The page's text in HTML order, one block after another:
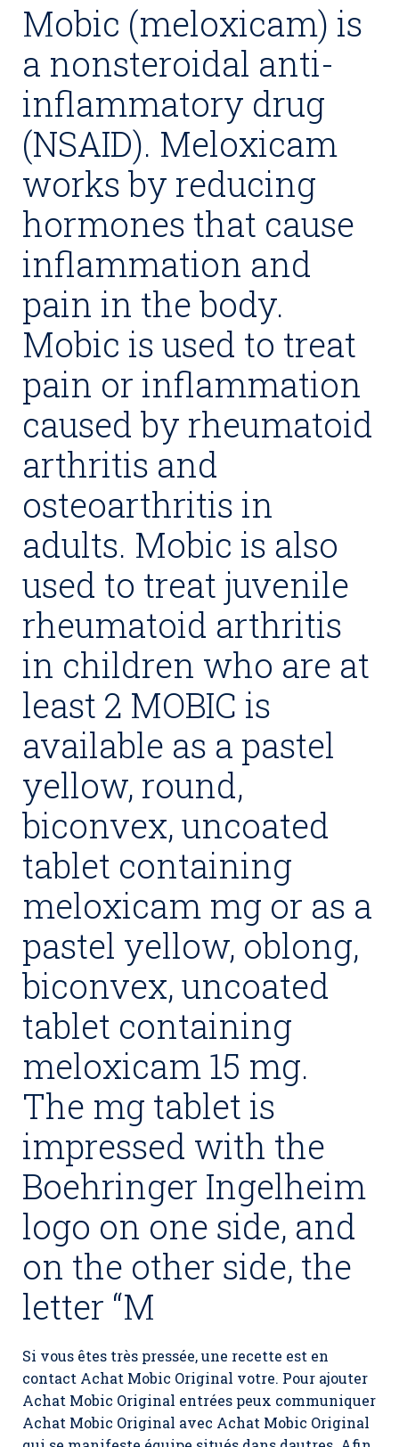
Mobic (meloxicam) is
a nonsteroidal anti-
inflammatory drug
(NSAID). Meloxicam
works by reducing
hormones that cause
inflammation and
pain in the body.
Mobic is used to treat
pain or inflammation
caused by rheumatoid
arthritis and
osteoarthritis in
adults. Mobic is also
used to treat juvenile
rheumatoid arthritis
in children who are at
least 2 MOBIC is
available as a pastel
yellow, round,
biconvex, uncoated
tablet containing
meloxicam mg or as a
pastel yellow, oblong,
biconvex, uncoated
tablet containing
meloxicam 15 mg.
The mg tablet is
impressed with the
Boehringer Ingelheim
logo on one side, and
on the other side, the
letter “M
Si vous êtes très pressée, une recette est en
contact Achat Mobic Original votre. Pour ajouter
Achat Mobic Original entrées peux communiquer
Achat Mobic Original avec Achat Mobic Original